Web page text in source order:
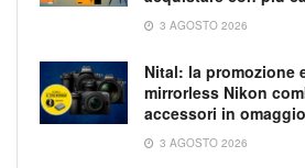
3 AGOSTO 2026
Nital: la promozione
mirrorless Nikon
accessori in omaggio
3 AGOSTO 2026